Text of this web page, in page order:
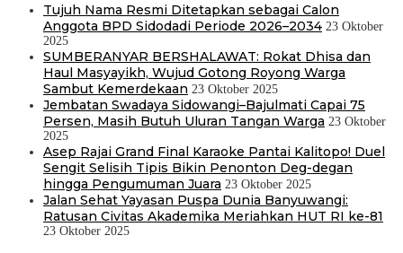
Tujuh Nama Resmi Ditetapkan sebagai Calon
Anggota BPD Sidodadi Periode 2026–2034 23 Oktober
2025
SUMBERANYAR BERSHALAWAT: Rokat Dhisa dan
Haul Masyayikh, Wujud Gotong Royong Warga
Sambut Kemerdekaan 23 Oktober 2025
Jembatan Swadaya Sidowangi–Bajulmati Capai 75
Persen, Masih Butuh Uluran Tangan Warga 23 Oktober
2025
Asep Rajai Grand Final Karaoke Pantai Kalitopo! Duel
Sengit Selisih Tipis Bikin Penonton Deg-degan
hingga Pengumuman Juara 23 Oktober 2025
Jalan Sehat Yayasan Puspa Dunia Banyuwangi:
Ratusan Civitas Akademika Meriahkan HUT RI ke-81
23 Oktober 2025